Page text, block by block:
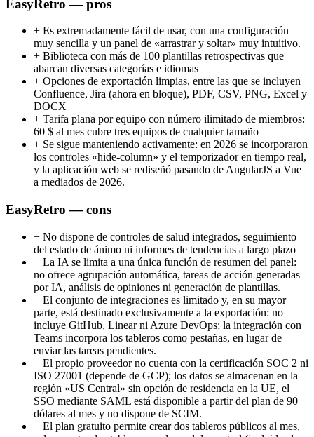
EasyRetro — pros
+ Es extremadamente fácil de usar, con una configuración
muy sencilla y un panel de «arrastrar y soltar» muy intuitivo.
+ Biblioteca con más de 100 plantillas retrospectivas que
abarcan diversas categorías e idiomas
+ Opciones de exportación limpias, entre las que se incluyen
Confluence, Jira (ahora en bloque), PDF, CSV, PNG, Excel y
DOCX
+ Tarifa plana por equipo con número ilimitado de miembros:
60 $ al mes cubre tres equipos de cualquier tamaño
+ Se sigue manteniendo activamente: en 2026 se incorporaron
los controles «hide-column» y el temporizador en tiempo real,
y la aplicación web se rediseñó pasando de AngularJS a Vue
a mediados de 2026.
EasyRetro — cons
− No dispone de controles de salud integrados, seguimiento
del estado de ánimo ni informes de tendencias a largo plazo
− La IA se limita a una única función de resumen del panel:
no ofrece agrupación automática, tareas de acción generadas
por IA, análisis de opiniones ni generación de plantillas.
− El conjunto de integraciones es limitado y, en su mayor
parte, está destinado exclusivamente a la exportación: no
incluye GitHub, Linear ni Azure DevOps; la integración con
Teams incorpora los tableros como pestañas, en lugar de
enviar las tareas pendientes.
− El propio proveedor no cuenta con la certificación SOC 2 ni
ISO 27001 (depende de GCP); los datos se almacenan en la
región «US Central» sin opción de residencia en la UE, el
SSO mediante SAML está disponible a partir del plan de 90
dólares al mes y no dispone de SCIM.
− El plan gratuito permite crear dos tableros públicos al mes,